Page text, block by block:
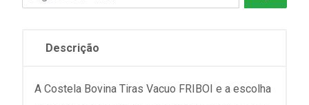
Descrição
A Costela Bovina Tiras Vacuo FRIBOI e a escolha